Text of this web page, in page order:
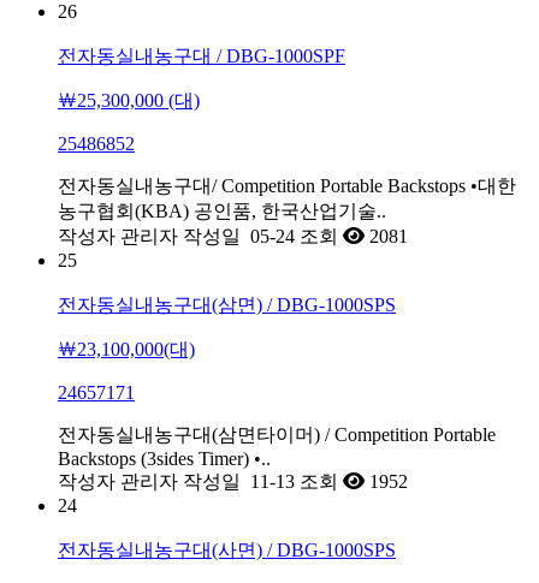
26
전자동실내농구대 / DBG-1000SPF
￦25,300,000 (대)
25486852
전자동실내농구대/ Competition Portable Backstops •대한
농구협회(KBA) 공인품, 한국산업기술..
작성자 관리자 작성일 05-24 조회
2081
25
전자동실내농구대(삼면) / DBG-1000SPS
￦23,100,000(대)
24657171
전자동실내농구대(삼면타이머) / Competition Portable
Backstops (3sides Timer) •..
작성자 관리자 작성일 11-13 조회
1952
24
전자동실내농구대(사면) / DBG-1000SPS